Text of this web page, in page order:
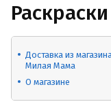
Доставка из
Милая Мама
О магазине